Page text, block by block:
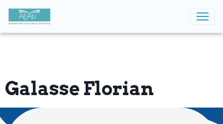
Galasse Florian